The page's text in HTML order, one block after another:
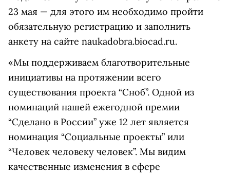
23 мая — для этого им необходимо пройти
обязательную регистрацию и заполнить
анкету на сайте naukadobra.biocad.ru.
«Мы поддерживаем благотворительные
инициативы на протяжении всего
существования проекта “Сноб”. Одной из
номинаций нашей ежегодной премии
“Сделано в России” уже 12 лет является
номинация “Социальные проекты” или
“Человек человеку человек”. Мы видим
качественные изменения в сфере